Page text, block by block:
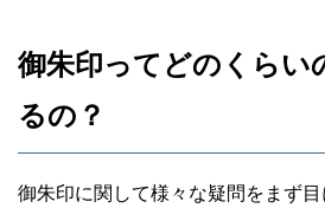
御朱印ってどのくらい
るの？
御朱印に関して様々な疑問をまず